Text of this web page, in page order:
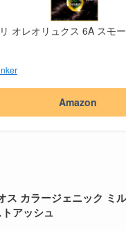
オレオリュクス 6A スモ
Amazon
ス カラージェニック ミ
アッシュ